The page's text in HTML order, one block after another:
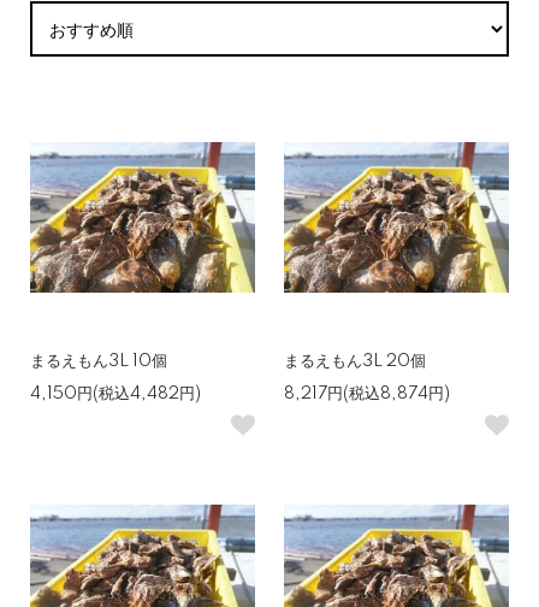
まるえもん3L 10個
4,150円(税込4,482円)
まるえもん3L 20個
8,217円(税込8,874円)